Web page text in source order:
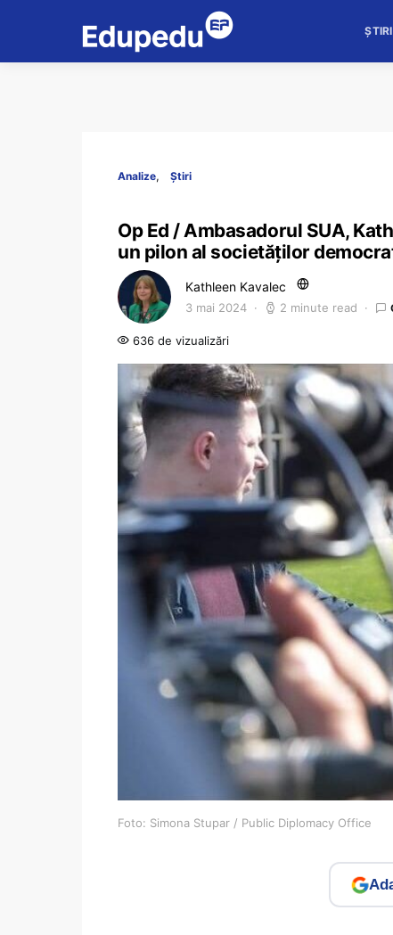
ȘTIRI
Analize Știri
Op Ed / Ambasadorul SUA,
un pilon al societăților
Kathleen Kavalec
3 mai 2024 2 minute read
636 de vizualizări
Foto: Simona Stupar / Public Diplomacy Office